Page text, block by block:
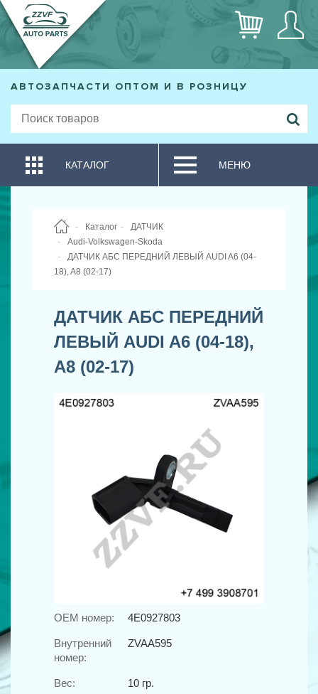
АВТОЗАПЧАСТИ ОПТОМ И В РОЗНИЦУ
КАТАЛОГ МЕНЮ
Каталог
ДАТЧИК
Audi-Volkswagen-Skoda
ДАТЧИК АБС ПЕРЕДНИЙ ЛЕВЫЙ AUDI A6 (04-
18), A8 (02-17)
ДАТЧИК АБС ПЕРЕДНИЙ
ЛЕВЫЙ AUDI A6 (04-18),
A8 (02-17)
OEM номер: 4E0927803
Внутренний
номер:
ZVAA595
Вес: 10 гр.